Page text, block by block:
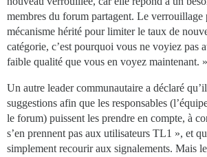
membres du forum partagent. Le verrouillage
mécanisme hérité pour limiter le taux de
catégorie, c’est pourquoi vous ne voyiez pas
faible qualité que vous en voyez maintenant. »
Un autre leader communautaire a déclaré
suggestions afin que les responsables
le forum) puissent les prendre en compte, à
s’en prennent pas aux utilisateurs TL1 », et
simplement recourir aux signalements. Mais